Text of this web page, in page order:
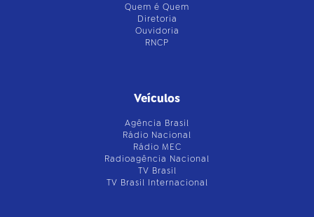
Quem é Quem
Diretoria
Ouvidoria
RNCP
Veículos
Agência Brasil
Rádio Nacional
Rádio MEC
Radioagência Nacional
TV Brasil
TV Brasil Internacional